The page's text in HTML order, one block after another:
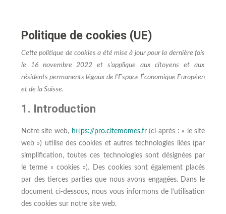
Politique de cookies (UE)
Cette politique de cookies a été mise à jour pour la dernière fois
le 16 novembre 2022 et s’applique aux citoyens et aux
résidents permanents légaux de l’Espace Économique Européen
et de la Suisse.
1. Introduction
Notre site web, https://pro.citemomes.fr(ci-après : « le site
web ») utilise des cookies et autres technologies liées (par
simplification, toutes ces technologies sont désignées par
le terme « cookies »). Des cookies sont également placés
par des tierces parties que nous avons engagées. Dans le
document ci-dessous, nous vous informons de l’utilisation
des cookies sur notre site web.